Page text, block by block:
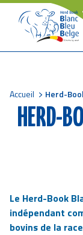
Fil
Accueil Herd-
HERD-
Le Herd-Book
indépendant
bovins de la